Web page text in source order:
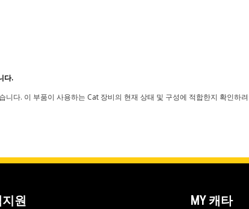
다.
다. 이 부품이 사용하는 Cat 장비의 현재 상태 및 구성에 적합한지 확인하
원 MY 캐타